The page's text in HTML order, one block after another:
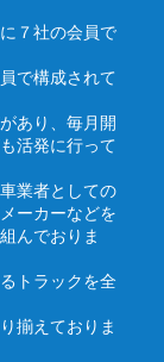
７社の会員で
で構成されて
あり、毎月開
活発に行って
業者としての
ーカーなどを
んでおりま
トラックを全
揃えておりま